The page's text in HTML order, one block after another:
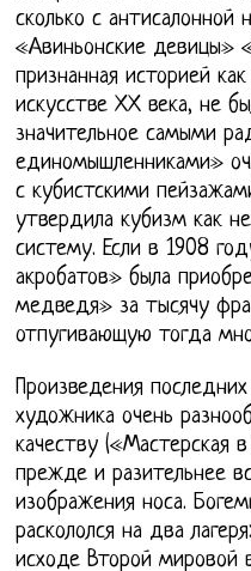
сколько с антисалонной
«Авиньонские девицы»
признанная историей
искусстве ХХ века, не
значительное самыми
единомышленниками»
с кубистскими
утвердила кубизм как
систему. Если в 1908
акробатов» была
медведя» за тысячу
отпугивающую тогда
Произведения
художника очень
качеству («Мастерская
прежде и разительнее
изображения носа.
раскололся на два
исходе Второй мировой